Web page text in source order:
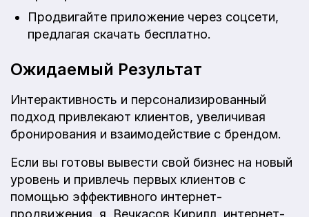
Продвигайте приложение через соцсети,
предлагая скачать бесплатно.
Ожидаемый Результат
Интерактивность и персонализированный
подход привлекают клиентов, увеличивая
бронирования и взаимодействие с брендом.
Если вы готовы вывести свой бизнес на новый
уровень и привлечь первых клиентов с
помощью эффективного интернет-
продвижения, я, Вечкасов Кирилл, интернет-